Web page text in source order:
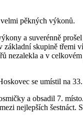
pěkných výkonů.
a suverénně
skupině třemi
nezalekla a v
se umístil na
a obsadil 7.
nejlepších šestnáct.